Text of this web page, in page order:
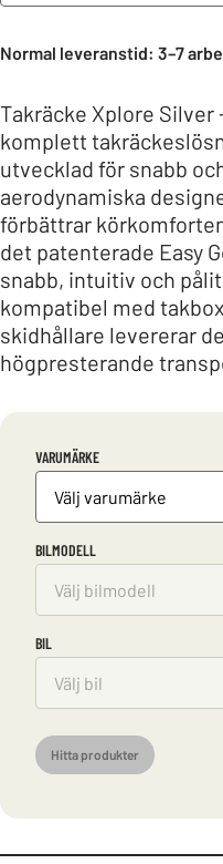
Normal leveranstid: 3–7
Takräcke Xplore
komplett
utvecklad för snabb
aerodynamiska
förbättrar
det patenterade Easy
snabb, intuitiv och
kompatibel med
skidhållare levererar
högpresterande
VARUMÄRKE
BILMODELL
BIL
Hitta produkter